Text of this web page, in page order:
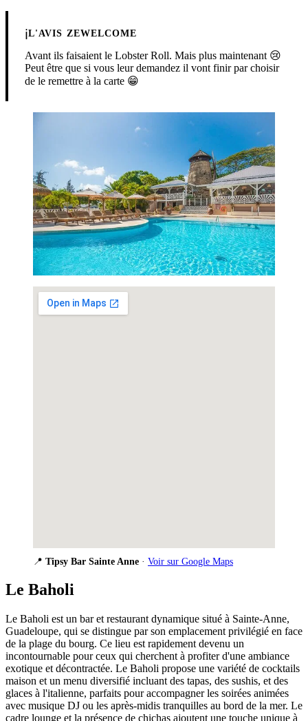
ℹ️L'AVIS ZEWELCOME
Avant ils faisaient le Lobster Roll. Mais plus maintenant 😢
Peut être que si vous leur demandez il vont finir par choisir
de le remettre à la carte 😁
📍 Tipsy Bar Sainte Anne · Voir sur Google Maps
Le Baholi
Le Baholi est un bar et restaurant dynamique situé à Sainte-Anne,
Guadeloupe, qui se distingue par son emplacement privilégié en face
de la plage du bourg. Ce lieu est rapidement devenu un
incontournable pour ceux qui cherchent à profiter d'une ambiance
exotique et décontractée. Le Baholi propose une variété de cocktails
maison et un menu diversifié incluant des tapas, des sushis, et des
glaces à l'italienne, parfaits pour accompagner les soirées animées
avec musique DJ ou les après-midis tranquilles au bord de la mer. Le
cadre lounge et la présence de chichas ajoutent une touche unique à